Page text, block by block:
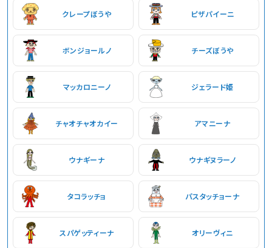
クレープぼうや ピザパイーニ
ボンジョールノ チーズぼうや
マッカロニーノ ジェラード姫
チャオチャオカイー アマニーナ
ウナギーナ ウナギヌラーノ
タコラッチョ パスタッチョーナ
スパゲッティーナ オリーヴィニ